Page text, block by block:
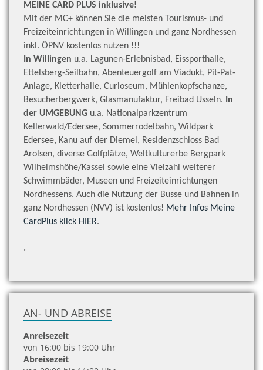
MEINE CARD PLUS inklusive!
Mit der MC+ können Sie die meisten Tourismus- und
Freizeiteinrichtungen in Willingen und ganz Nordhessen
inkl. ÖPNV kostenlos nutzen !!!
In Willingen u.a. Lagunen-Erlebnisbad, Eissporthalle,
Ettelsberg-Seilbahn, Abenteuergolf am Viadukt, Pit-Pat-
Anlage, Kletterhalle, Curioseum, Mühlenkopfschanze,
Besucherbergwerk, Glasmanufaktur, Freibad Usseln. In
der UMGEBUNG u.a. Nationalparkzentrum
Kellerwald/Edersee, Sommerrodelbahn, Wildpark
Edersee, Kanu auf der Diemel, Residenzschloss Bad
Arolsen, diverse Golfplätze, Weltkulturerbe Bergpark
Wilhelmshöhe/Kassel sowie eine Vielzahl weiterer
Schwimmbäder, Museen und Freizeiteinrichtungen
Nordhessens. Auch die Nutzung der Busse und Bahnen in
ganz Nordhessen (NVV) ist kostenlos! Mehr Infos Meine
CardPlus klick HIER.
.
AN- UND ABREISE
Anreisezeit
von 16:00 bis 19:00 Uhr
Abreisezeit